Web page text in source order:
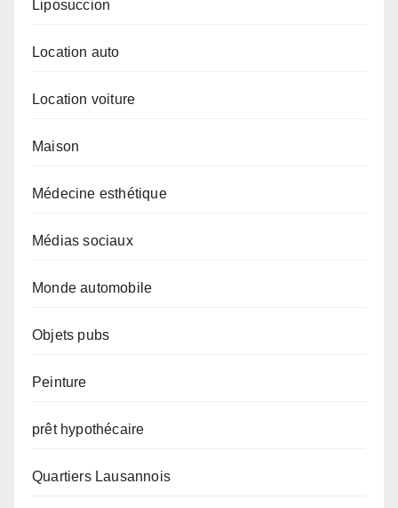
Liposuccion
Location auto
Location voiture
Maison
Médecine esthétique
Médias sociaux
Monde automobile
Objets pubs
Peinture
prêt hypothécaire
Quartiers Lausannois